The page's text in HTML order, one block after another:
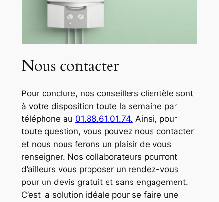
Nous contacter
Pour conclure, nos conseillers clientèle sont
à votre disposition toute la semaine par
téléphone au 01.88.61.01.74. Ainsi, pour
toute question, vous pouvez nous contacter
et nous nous ferons un plaisir de vous
renseigner. Nos collaborateurs pourront
d’ailleurs vous proposer un rendez-vous
pour un devis gratuit et sans engagement.
C’est la solution idéale pour se faire une